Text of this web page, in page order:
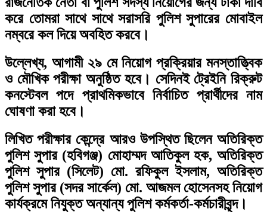
করে তোমরা সাথে সাথে সরাসরি পুলিশ সুপারের মোবাইল
নম্বরে কল দিয়ে অবহিত করবে।
উল্লেখ্য, আগামী ২৯ মে নিয়োগ প্রক্রিয়ার মনস্তাত্ত্বিক
ও মৌখিক পরীক্ষা অনুষ্ঠিত হবে। সেদিনই ট্রেইনি রিক্রুট
কনস্টেবল পদে প্রাথমিকভাবে নির্বাচিত প্রার্থীদের নাম
ঘোষণা করা হবে।
লিখিত পরীক্ষার কেন্দ্রে আরও উপস্থিত ছিলেন অতিরিক্ত
পুলিশ সুপার (হবিগঞ্জ) মোহাম্মদ আতিকুল হক, অতিরিক্ত
পুলিশ সুপার (সিলেট) মো. রফিকুল ইসলাম, অতিরিক্ত
পুলিশ সুপার (সদর সার্কেল) মো. আজমল হোসেনসহ নিয়োগ
কার্যক্রমে নিযুক্ত অন্যান্য পুলিশ কর্মকর্তা-কর্মচারীবৃন্দ।